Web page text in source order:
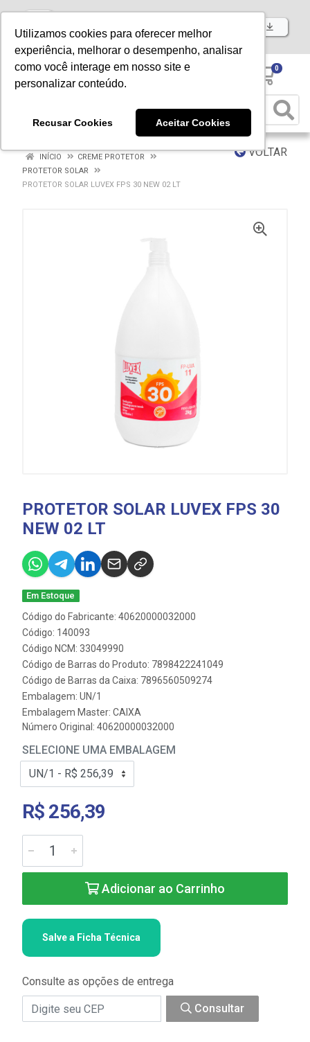
Utilizamos cookies para oferecer melhor
experiência, melhorar o desempenho, analisar
como você interage em nosso site e
personalizar conteúdo.
Recusar Cookies Aceitar Cookies
Baixe já nosso APP
0
VOLTAR
INÍCIO
CREME PROTETOR
PROTETOR SOLAR
PROTETOR SOLAR LUVEX FPS 30 NEW 02 LT
PROTETOR SOLAR LUVEX FPS 30
NEW 02 LT
Em Estoque
Código do Fabricante: 40620000032000
Código: 140093
Código NCM: 33049990
Código de Barras do Produto: 7898422241049
Código de Barras da Caixa: 7896560509274
Embalagem: UN/1
Embalagem Master: CAIXA
Número Original: 40620000032000
SELECIONE UMA EMBALAGEM
R$ 256,39
Adicionar ao Carrinho
Salve a Ficha Técnica
Consulte as opções de entrega
Consultar